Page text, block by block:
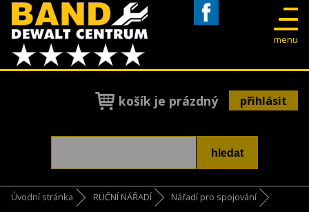
menu
košík je prázdný přihlásit
Úvodní stránka RUČNÍ NÁŘADÍ
Nářadí pro spojování